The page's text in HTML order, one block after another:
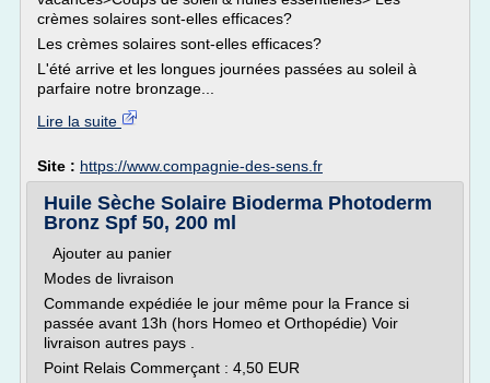
crèmes solaires sont-elles efficaces?
Les crèmes solaires sont-elles efficaces?
L'été arrive et les longues journées passées au soleil à
parfaire notre bronzage...
Lire la suite
Site : https://www.compagnie-des-sens.fr
Huile Sèche Solaire Bioderma Photoderm
Bronz Spf 50, 200 ml
Ajouter au panier
Modes de livraison
Commande expédiée le jour même pour la France si
passée avant 13h (hors Homeo et Orthopédie) Voir
livraison autres pays .
Point Relais Commerçant : 4,50 EUR